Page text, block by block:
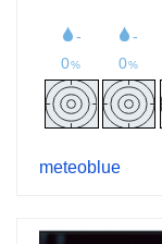
meteoblue